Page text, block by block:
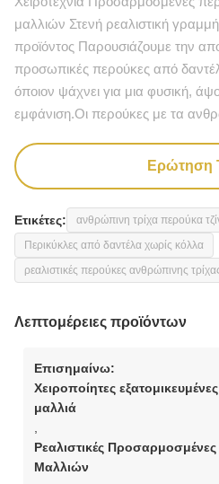
μαλλιών Στενή ρεαλιστική
προϊόντος Παρουσιάζουμε την
προσωπικές περούκες από
όποιον ψάχνει για μια φυσική,
εμφάνιση.Οι περούκες με τα
Ερώτηση
Ετικέτες:
ανθρώπινη τρίχα περούκα
Περικύκλες από δαντέλα χωρίς κόλλα
ρεαλιστικές περούκες ανθρώπινης
Λεπτομέρειες προϊόντων
Επισημαίνω:
Χειροποίητες
μαλλιά
Ρεαλιστικές
Μαλλιών